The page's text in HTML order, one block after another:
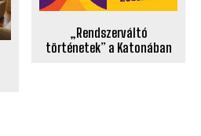
„Rendszerváltó
történetek” a Katonában